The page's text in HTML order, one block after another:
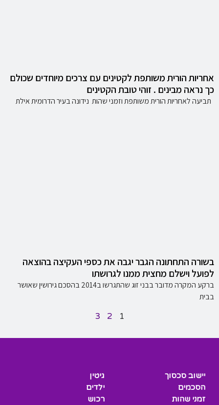
אחריות הורית משותפת לקטינים עם צרכים מיוחדים שכולם
כך נראה מבינים . זוהי טובת הקטינים
תביעה לאחריות הורית משותפת וזמני שהות נידונה בעיר הדרומית אילת
בשורה התחתונה הגבר יגבה את כספי העקיצה בהוצאה
לפועל וישלם מחצית ממנו לגרושתו
ברקע המקרה מדובר בבני זוג שהתגרשו ב2014 בהסכם גירושין שאושר
בבית
1
2
3
יישוב סכסוך
הסכמים
זמני שהות
גיטין
ילדים
רכוש